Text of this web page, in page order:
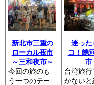
新北市三重の
ローカル夜市
～三和夜市～
今回の旅のも
う一つのテー
迷った
コ！饒
市
台湾旅行
かないと